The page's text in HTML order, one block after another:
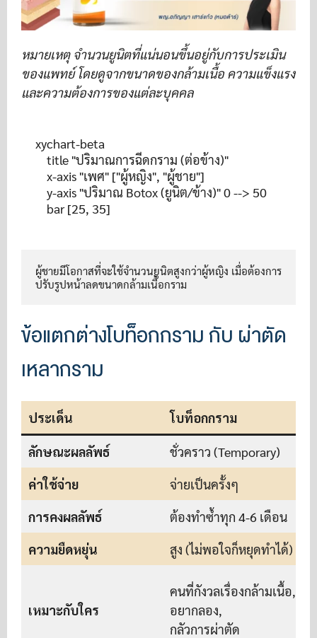
หมายเหตุ จำนวนยูนิตที่แน่นอนขึ้นอยู่กับการประเมิน
ของแพทย์ โดยดูจากขนาดของกล้ามเนื้อ ความแข็งแรง
และความต้องการของแต่ละบุคคล
xychart-beta
    title "ปริมาณการฉีดกราม (ต่อข้าง)"
    x-axis "เพศ" ["ผู้หญิง", "ผู้ชาย"]
    y-axis "ปริมาณ Botox (ยูนิต/ข้าง)" 0 --> 50
ผู้ชายมีโอกาสที่จะใช้จำนวนยูนิตสูงกว่าผู้หญิง เมื่อต้องการ
ปรับรูปหน้าลดขนาดกล้ามเนื้อกราม
ข้อแตกต่างโบท็อกกราม กับ ผ่าตัด
เหลากราม
ประเด็น โบท็อกกราม
ลักษณะผลลัพธ์ ชั่วคราว (Temporary)
ค่าใช้จ่าย
จ่ายเป็นครั้งๆ
การคงผลลัพธ์
ต้องทำซ้ำทุก 4-6 เดือน
ความยืดหยุ่น
สูง (ไม่พอใจก็หยุดทำได้)
เหมาะกับใคร
คนที่กังวลเรื่องกล้ามเนื้อ,
อยากลอง,
กลัวการผ่าตัด